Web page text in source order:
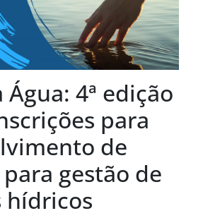
4ª edição
para
de
gestão de
hídricos